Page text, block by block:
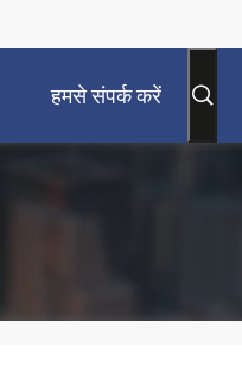
हमसे संपर्क करें